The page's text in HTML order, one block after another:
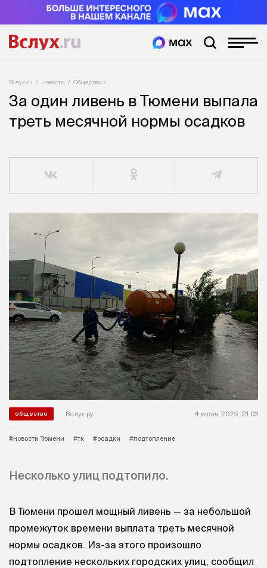
Вслух.ru Новости Общество
За один ливень в Тюмени выпала
треть месячной нормы осадков
общество Вслух.ру 4 июля 2025, 21:03
#новости Тюмени #тк #осадки #подтопление
Несколько улиц подтопило.
В Тюмени прошел мощный ливень — за небольшой
промежуток времени выплата треть месячной
нормы осадков. Из-за этого произошло
подтопление нескольких городских улиц, сообщил